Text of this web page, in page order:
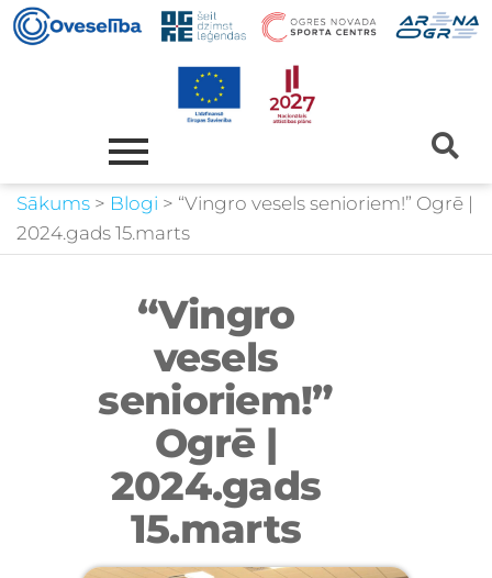
Sākums > Blogi > “Vingro vesels senioriem!” Ogrē |
2024.gads 15.marts
“Vingro
vesels
senioriem!”
Ogrē |
2024.gads
15.marts